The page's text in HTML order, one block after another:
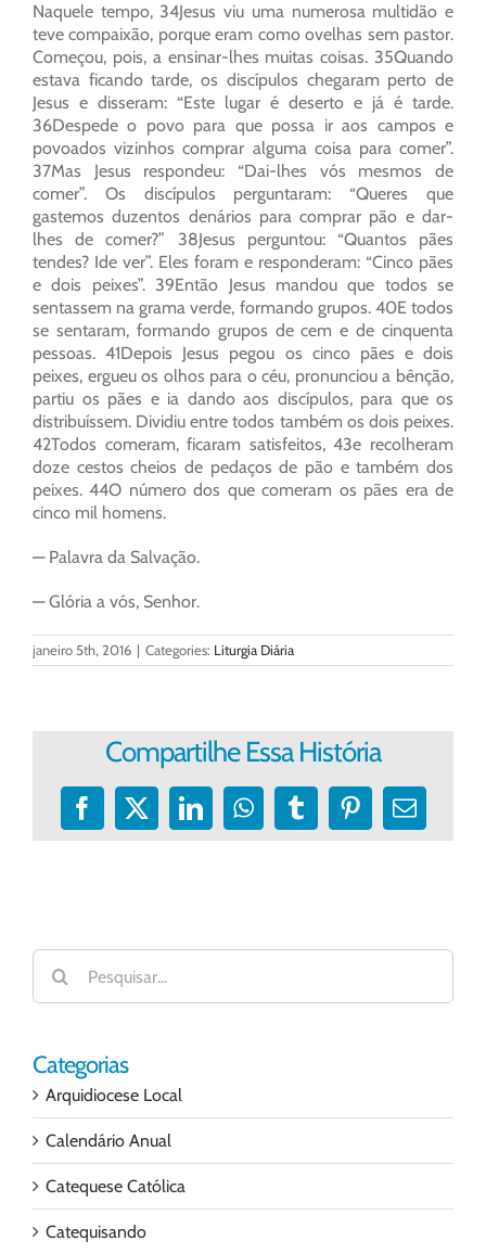
Naquele tempo, 34Jesus viu uma numerosa multidão e
teve compaixão, porque eram como ovelhas sem pastor.
Começou, pois, a ensinar-lhes muitas coisas. 35Quando
estava ficando tarde, os discípulos chegaram perto de
Jesus e disseram: “Este lugar é deserto e já é tarde.
36Despede o povo para que possa ir aos campos e
povoados vizinhos comprar alguma coisa para comer”.
37Mas Jesus respondeu: “Dai-lhes vós mesmos de
comer”. Os discípulos perguntaram: “Queres que
gastemos duzentos denários para comprar pão e dar-
lhes de comer?” 38Jesus perguntou: “Quantos pães
tendes? Ide ver”. Eles foram e responderam: “Cinco pães
e dois peixes”. 39Então Jesus mandou que todos se
sentassem na grama verde, formando grupos. 40E todos
se sentaram, formando grupos de cem e de cinquenta
pessoas. 41Depois Jesus pegou os cinco pães e dois
peixes, ergueu os olhos para o céu, pronunciou a bênção,
partiu os pães e ia dando aos discípulos, para que os
distribuíssem. Dividiu entre todos também os dois peixes.
42Todos comeram, ficaram satisfeitos, 43e recolheram
doze cestos cheios de pedaços de pão e também dos
peixes. 44O número dos que comeram os pães era de
cinco mil homens.
— Palavra da Salvação.
— Glória a vós, Senhor.
janeiro 5th, 2016 | Categories: Liturgia Diária
Compartilhe Essa História
Facebook
X LinkedInWhatsApp
TumblrPinterest
E-
Buscar
resultados
para:
Categorias
Arquidiocese Local
Calendário Anual
Catequese Católica
Catequisando